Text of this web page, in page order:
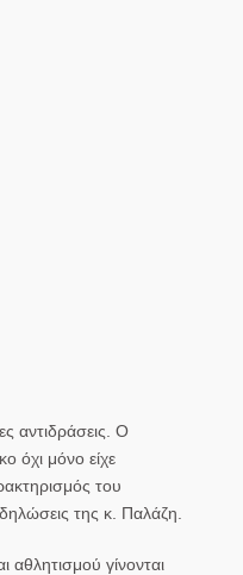
αντιδράσεις. Ο
όχι μόνο είχε
του
της κ. Παλάζη.
γίνονται